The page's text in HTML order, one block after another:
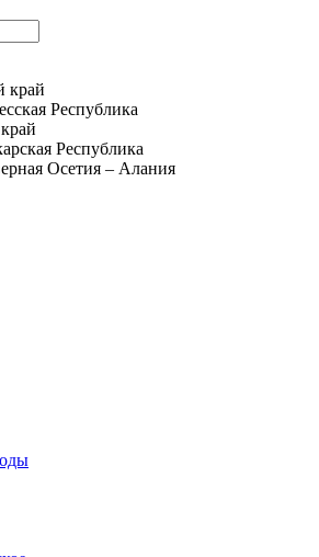
край
Республика
Республика
Осетия – Алания